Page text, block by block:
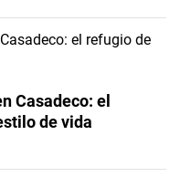
Casadeco: el
de vida